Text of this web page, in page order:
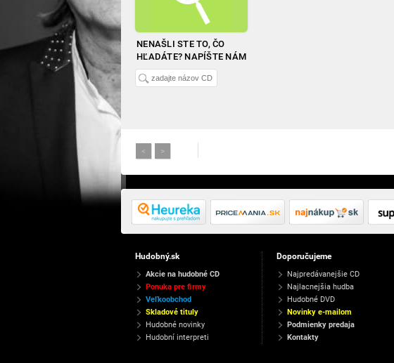
NENAŠLI STE TO, ČO
HĽADÁTE? NAPÍŠTE NÁM
< >
Hudobný.sk
Akcie na hudobné CD
Ponuka pre firmy
Veľkoobchod
Skladové tituly
Hudobné novinky
Hudobní interpreti
Doporučujeme
Najpredávanejšie CD
Najlacnejšia hudba
Hudobné DVD
Novinky e-mailom
Podmienky predaja
Kontakty